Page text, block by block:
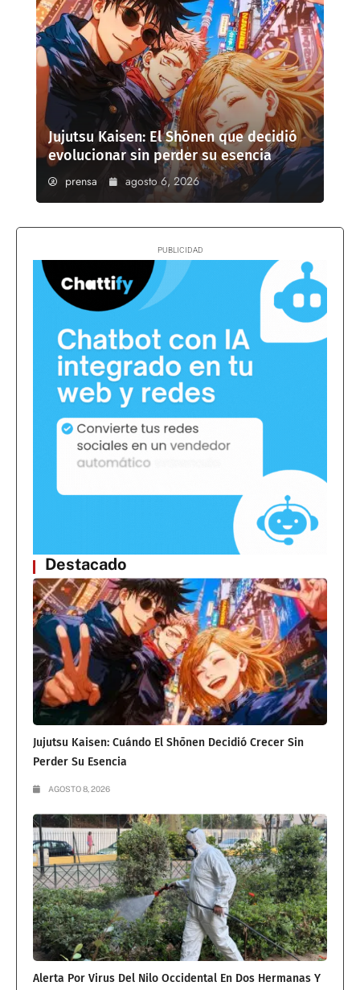
Jujutsu Kaisen: El Shōnen que decidió
evolucionar sin perder su esencia
prensa agosto 6, 2026
Destacado
Jujutsu Kaisen: Cuándo El Shōnen Decidió Crecer Sin
Perder Su Esencia
AGOSTO 8, 2026
Alerta Por Virus Del Nilo Occidental En Dos Hermanas Y